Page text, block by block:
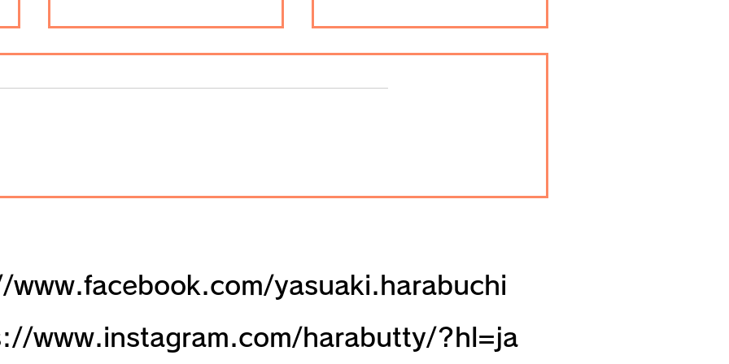
地区（倉敷市、2022年９
（金沢市、2022年10月）
yasuaki.harabuchi
www.instagram.com/harabutty/?hl=ja